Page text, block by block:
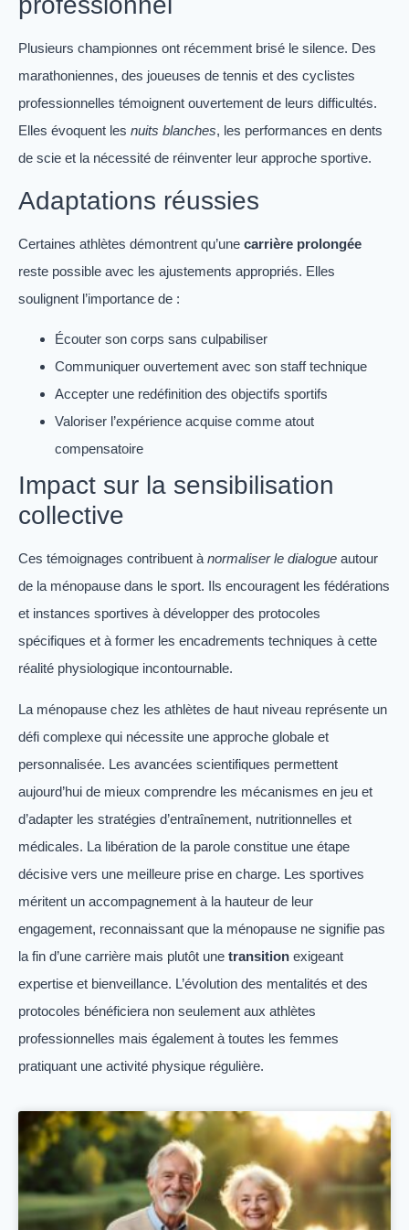
Plusieurs championnes ont récemment brisé le silence. Des
marathoniennes, des joueuses de tennis et des cyclistes
professionnelles témoignent ouvertement de leurs difficultés.
Elles évoquent les nuits blanches, les performances en dents
de scie et la nécessité de réinventer leur approche sportive.
Adaptations réussies
Certaines athlètes démontrent qu’une carrière prolongée
reste possible avec les ajustements appropriés. Elles
soulignent l’importance de :
Écouter son corps sans culpabiliser
Communiquer ouvertement avec son staff technique
Accepter une redéfinition des objectifs sportifs
Valoriser l’expérience acquise comme atout
compensatoire
Impact sur la sensibilisation
collective
Ces témoignages contribuent à normaliser le dialogue autour
de la ménopause dans le sport. Ils encouragent les fédérations
et instances sportives à développer des protocoles
spécifiques et à former les encadrements techniques à cette
réalité physiologique incontournable.
La ménopause chez les athlètes de haut niveau représente un
défi complexe qui nécessite une approche globale et
personnalisée. Les avancées scientifiques permettent
aujourd’hui de mieux comprendre les mécanismes en jeu et
d’adapter les stratégies d’entraînement, nutritionnelles et
médicales. La libération de la parole constitue une étape
décisive vers une meilleure prise en charge. Les sportives
méritent un accompagnement à la hauteur de leur
engagement, reconnaissant que la ménopause ne signifie pas
la fin d’une carrière mais plutôt une transition exigeant
expertise et bienveillance. L’évolution des mentalités et des
protocoles bénéficiera non seulement aux athlètes
professionnelles mais également à toutes les femmes
pratiquant une activité physique régulière.